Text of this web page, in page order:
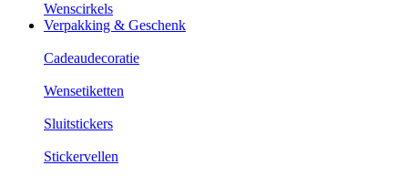
Wenscirkels
Verpakking & Geschenk
Cadeaudecoratie
Wensetiketten
Sluitstickers
Stickervellen